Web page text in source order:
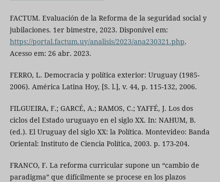
FACTUM. Evaluación de la Reforma de la seguridad social y
jubilaciones. 1er bimestre, 2023. Disponível em:
https://portal.factum.uy/analisis/2023/ana230321.php.
Acesso em: 26 abr. 2023.
FERRO, L. Democracia y política exterior: Uruguay (1985-
2006). América Latina Hoy, [S. l.], v. 44, p. 115-132, 2006.
FILGUEIRA, F.; GARCÉ, A.; RAMOS, C.; YAFFÉ, J. Los dos
ciclos del Estado uruguayo en el siglo XX. In: NAHUM, B.
(ed.). El Uruguay del siglo XX: la Política. Montevideo: Banda
Oriental: Instituto de Ciencia Política, 2003. p. 173-204.
FRANCO, F. La reforma curricular supone un “cambio de
paradigma” que difícilmente se procese en los plazos